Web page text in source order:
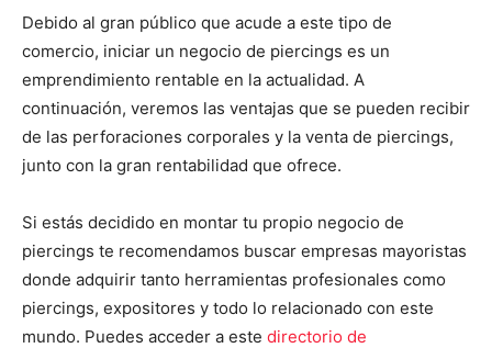
Debido al gran público que acude a este tipo de
comercio, iniciar un negocio de piercings es un
emprendimiento rentable en la actualidad. A
continuación, veremos las ventajas que se pueden recibir
de las perforaciones corporales y la venta de piercings,
junto con la gran rentabilidad que ofrece.
Si estás decidido en montar tu propio negocio de
piercings te recomendamos buscar empresas mayoristas
donde adquirir tanto herramientas profesionales como
piercings, expositores y todo lo relacionado con este
mundo. Puedes acceder a este directorio de